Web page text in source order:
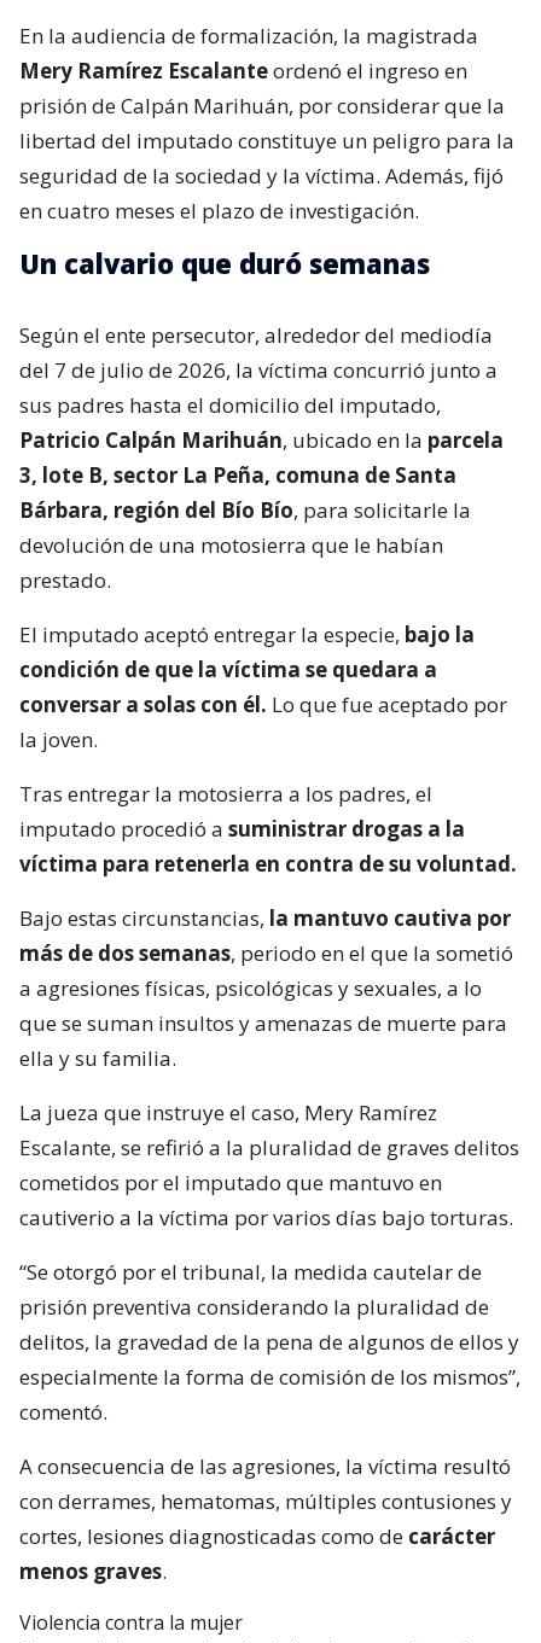
En la audiencia de formalización, la magistrada
Mery Ramírez Escalanteordenó el ingreso en
prisión de Calpán Marihuán, por considerar que la
libertad del imputado constituye un peligro para la
seguridad de la sociedad y la víctima. Además, fijó
en cuatro meses el plazo de investigación.
Un calvario que duró semanas
Según el ente persecutor, alrededor del mediodía
del 7 de julio de 2026, la víctima concurrió junto a
sus padres hasta el domicilio del imputado,
Patricio Calpán Marihuán, ubicado en la parcela
3, lote B, sector La Peña, comuna de Santa
Bárbara, región del Bío Bío, para solicitarle la
devolución de una motosierra que le habían
prestado.
El imputado aceptó entregar la especie, bajo la
condición de que la víctima se quedara a
conversar a solas con él. Lo que fue aceptado por
la joven.
Tras entregar la motosierra a los padres, el
imputado procedió a suministrar drogas a la
víctima para retenerla en contra de su voluntad.
Bajo estas circunstancias, la mantuvo cautiva por
más de dos semanas, periodo en el que la sometió
a agresiones físicas, psicológicas y sexuales, a lo
que se suman insultos y amenazas de muerte para
ella y su familia.
La jueza que instruye el caso, Mery Ramírez
Escalante, se refirió a la pluralidad de graves delitos
cometidos por el imputado que mantuvo en
cautiverio a la víctima por varios días bajo torturas.
“Se otorgó por el tribunal, la medida cautelar de
prisión preventiva considerando la pluralidad de
delitos, la gravedad de la pena de algunos de ellos y
especialmente la forma de comisión de los mismos”,
comentó.
A consecuencia de las agresiones, la víctima resultó
con derrames, hematomas, múltiples contusiones y
cortes, lesiones diagnosticadas como de carácter
menos graves.
Violencia contra la mujer